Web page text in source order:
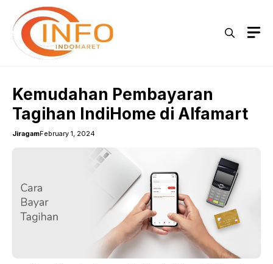
content
Kemudahan Pembayaran
Tagihan IndiHome di Alfamart
JiragamFebruary 1, 2024